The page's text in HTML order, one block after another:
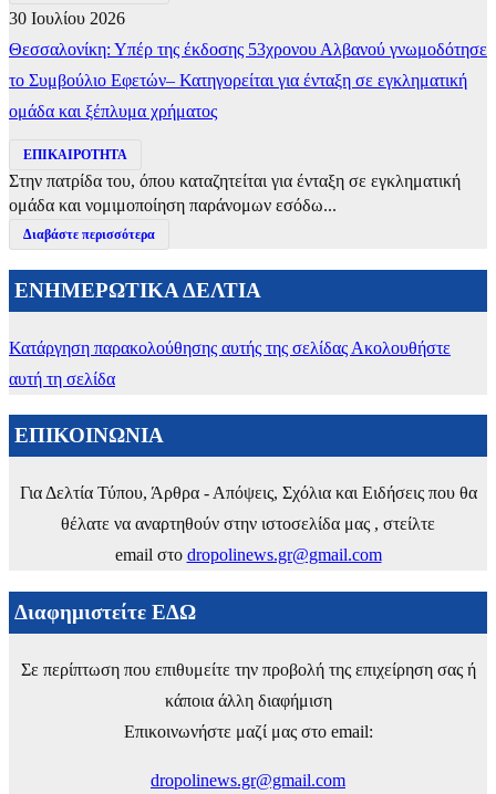
30 Ιουλίου 2026
Θεσσαλονίκη: Υπέρ της έκδοσης 53χρονου Αλβανού γνωμοδότησε
το Συμβούλιο Εφετών– Κατηγορείται για ένταξη σε εγκληματική
ομάδα και ξέπλυμα χρήματος
ΕΠΙΚΑΙΡΟΤΗΤΑ
Στην πατρίδα του, όπου καταζητείται για ένταξη σε εγκληματική
ομάδα και νομιμοποίηση παράνομων εσόδω...
Διαβάστε περισσότερα
ΕΝΗΜΕΡΩΤΙΚΑ ΔΕΛΤΙΑ
Κατάργηση παρακολούθησης αυτής της σελίδας Ακολουθήστε
αυτή τη σελίδα
ΕΠΙΚΟΙΝΩΝΙΑ
Για Δελτία Τύπου, Άρθρα - Απόψεις, Σχόλια και Ειδήσεις που θα
θέλατε να αναρτηθούν στην ιστοσελίδα μας , στείλτε
email στο dropolinews.gr@gmail.com
Διαφημιστείτε ΕΔΩ
Σε περίπτωση που επιθυμείτε την προβολή της επιχείρηση σας ή
κάποια άλλη διαφήμιση
Επικοινωνήστε μαζί μας στο email:
dropolinews.gr@gmail.com